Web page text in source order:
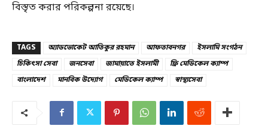
বিস্তৃত করার পরিকল্পনা রয়েছে।
TAGS অ্যাডভোকেট আতিকুর রহমান আফতাবনগর
ইসলামি সংগঠন
চিকিৎসা সেবা
জনসেবা জামায়াতে ইসলামী
ফ্রি মেডিকেল ক্যাম্প
বাংলাদেশ
মানবিক উদ্যোগ মেডিকেল ক্যাম্প স্বাস্থ্যসেবা